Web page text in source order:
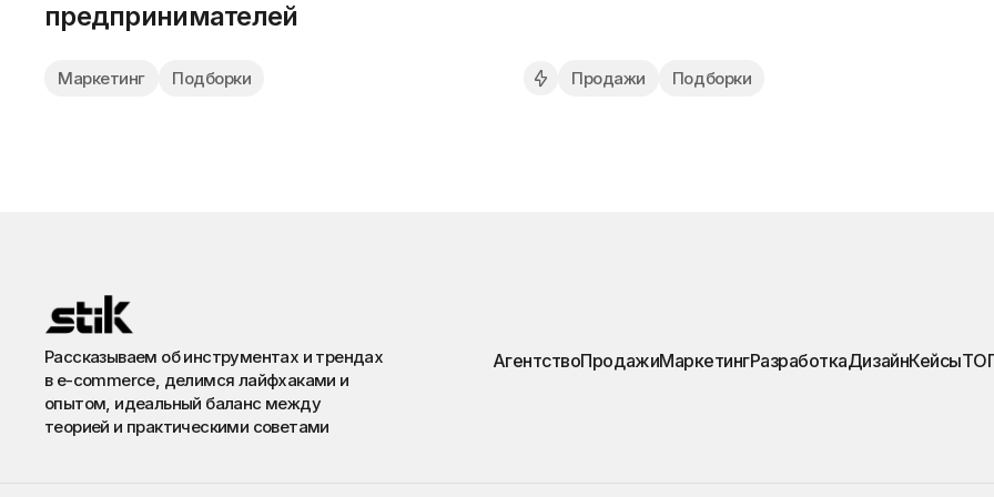
предпринимателей
Маркетинг Подборки Продажи Подборки
Рассказываем об инструментах и трендах
в e-commerce, делимся лайфхаками и
опытом, идеальный баланс между
теорией и практическими советами
АгентствоПродажиМаркетингРазработкаДизайнКейсы